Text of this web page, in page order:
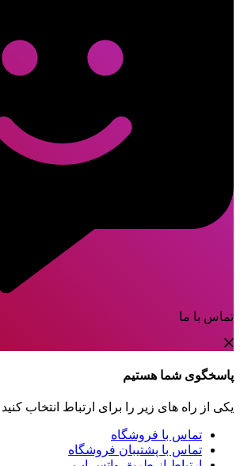
تماس با ما
پاسخگوی شما هستیم
یکی از راه های زیر را برای ارتباط انتخاب کنید
تماس با فروشگاه
تماس با پشتیبان فروشگاه